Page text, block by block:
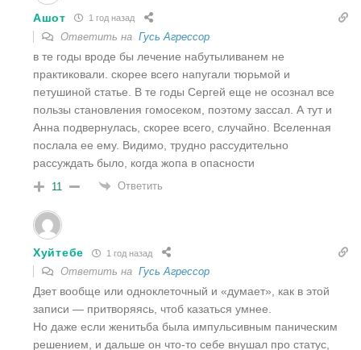
Ашот 1 год назад
Ответить на Гусь Агрессор
в те годы вроде бы лечение набутыливанем не
практиковали. скорее всего напугали тюрьмой и
петушиной статье. В те годы Сергей еще не осознал все
пользы становления гомосеком, поэтому зассал. А тут и
Анна подвернулась, скорее всего, случайно. Вселенная
послала ее ему. Видимо, трудно рассудительно
рассуждать было, когда жопа в опасности
11 Ответить
Хуйтебе 1 год назад
Ответить на Гусь Агрессор
Дзет вообще или одноклеточный и «думает», как в этой
записи — притворяясь, чтоб казаться умнее.
Но даже если женитьба была импульсивным паническим
решением, и дальше он что-то себе внушал про статус,